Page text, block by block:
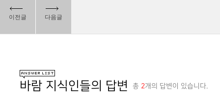
이전글 다음글
바람 지식인들의 답변 총 2개의 답변이 있습니다.